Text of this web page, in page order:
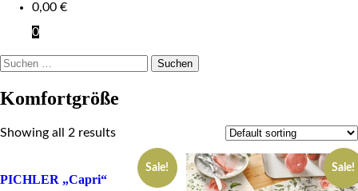
0,00 €
0
Suchen
Komfortgröße
Showing all 2 results
Sale!
PICHLER „Capri“
Sale!